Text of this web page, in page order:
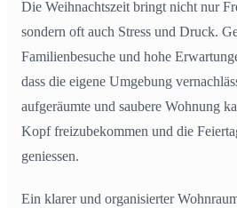
Die Weihnachtszeit bringt nicht nur
sondern oft auch Stress und Druck.
Familienbesuche und hohe
dass die eigene Umgebung
aufgeräumte und saubere Wohnung
Kopf freizubekommen und die
geniessen.
Ein klarer und organisierter